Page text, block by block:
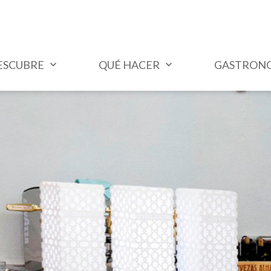
QUÉ HACER